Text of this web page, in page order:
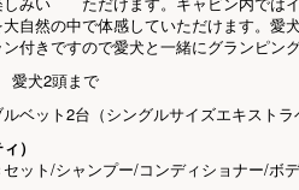
自然の中で体感していただけます。愛
ン付きですので愛犬と一緒にグランピン
犬2頭まで
ト2台（シングルサイズエキストラ
）
ト/シャンプー/コンディショナー/ボ